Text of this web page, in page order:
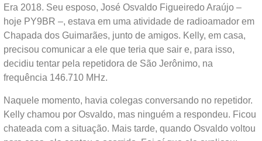
Era 2018. Seu esposo, José Osvaldo Figueiredo Araújo –
hoje PY9BR –, estava em uma atividade de radioamador em
Chapada dos Guimarães, junto de amigos. Kelly, em casa,
precisou comunicar a ele que teria que sair e, para isso,
decidiu tentar pela repetidora de São Jerônimo, na
frequência 146.710 MHz.
Naquele momento, havia colegas conversando no repetidor.
Kelly chamou por Osvaldo, mas ninguém a respondeu. Ficou
chateada com a situação. Mais tarde, quando Osvaldo voltou